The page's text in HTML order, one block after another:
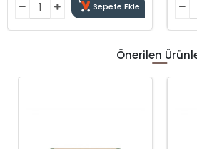
Sepete Ekle
Önerilen